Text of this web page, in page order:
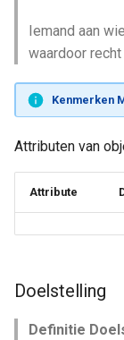
Iemand aan
waardoor
Kenmerken
Attributen van
Attribute
Doelstelling
Definitie